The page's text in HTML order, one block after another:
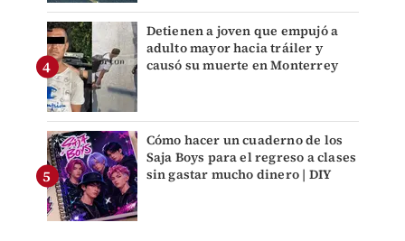
Detienen a joven que empujó a
adulto mayor hacia tráiler y
causó su muerte en Monterrey
Cómo hacer un cuaderno de los
Saja Boys para el regreso a clases
sin gastar mucho dinero | DIY